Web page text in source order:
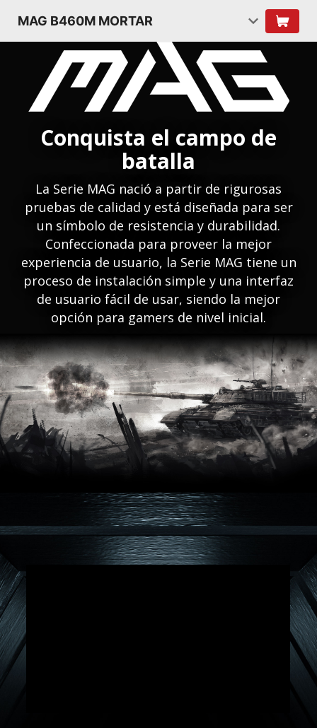
MAG B460M MORTAR
Conquista el campo de
batalla
La Serie MAG nació a partir de rigurosas
pruebas de calidad y está diseñada para ser
un símbolo de resistencia y durabilidad.
Confeccionada para proveer la mejor
experiencia de usuario, la Serie MAG tiene un
proceso de instalación simple y una interfaz
de usuario fácil de usar, siendo la mejor
opción para gamers de nivel inicial.